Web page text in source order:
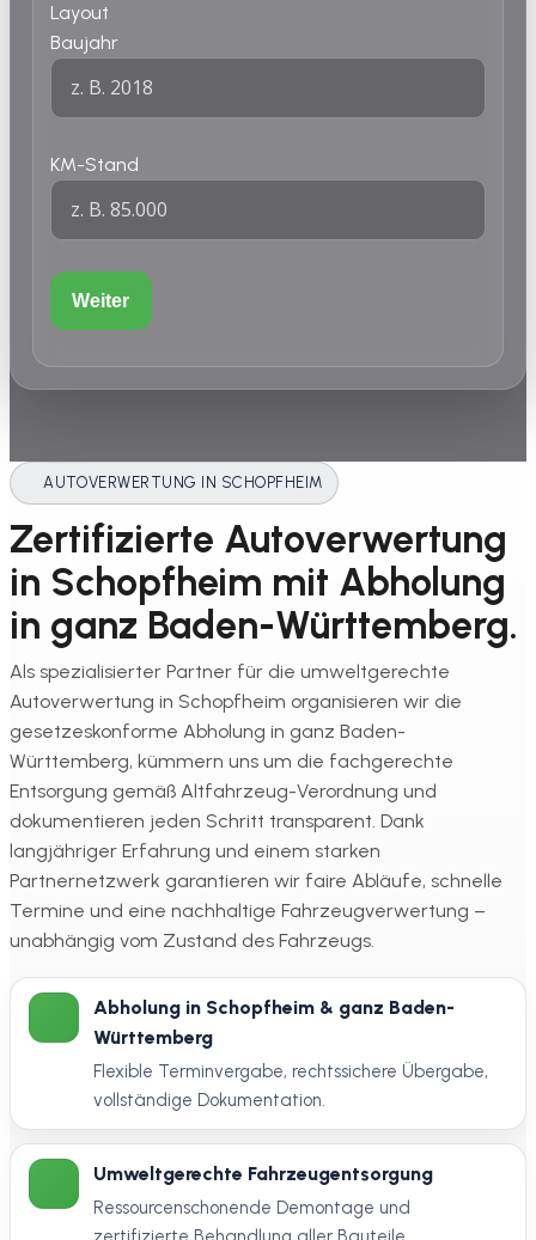
Layout
Baujahr
KM-Stand
Weiter
AUTOVERWERTUNG IN SCHOPFHEIM
Zertifizierte Autoverwertung
in Schopfheim mit Abholung
in ganz Baden-Württemberg.
Als spezialisierter Partner für die umweltgerechte
Autoverwertung in Schopfheim organisieren wir die
gesetzeskonforme Abholung in ganz Baden-
Württemberg, kümmern uns um die fachgerechte
Entsorgung gemäß Altfahrzeug-Verordnung und
dokumentieren jeden Schritt transparent. Dank
langjähriger Erfahrung und einem starken
Partnernetzwerk garantieren wir faire Abläufe, schnelle
Termine und eine nachhaltige Fahrzeugverwertung –
unabhängig vom Zustand des Fahrzeugs.
Abholung in Schopfheim & ganz Baden-
Württemberg
Flexible Terminvergabe, rechtssichere Übergabe,
vollständige Dokumentation.
Umweltgerechte Fahrzeugentsorgung
Ressourcenschonende Demontage und